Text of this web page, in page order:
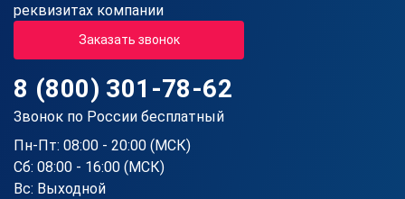
реквизитах компании
Заказать звонок
8 (800) 301-78-62
Звонок по России бесплатный
Пн-Пт: 08:00 - 20:00 (МСК)
Сб: 08:00 - 16:00 (МСК)
Вс: Выходной